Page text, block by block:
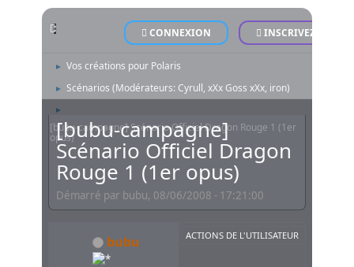
CONNEXION INSCRIVEZ-VOUS
POLARIS - Le Site Officiel - Official Website ► Forum
Forum Communauté Polaris
► Vos créations pour Polaris
► Scénarios (Modérateurs: Cyrull, xXx Goss xXx, iron)
►
[bubu-campagne] Scénario Officiel Dragon Rouge 1 (1er
opus)
[bubu-campagne]
Scénario Officiel Dragon
Rouge 1 (1er opus)
Démarré par bubu, 08/06/2008 - 17:21:00
ACTIONS DE L'UTILISATEUR
bubu